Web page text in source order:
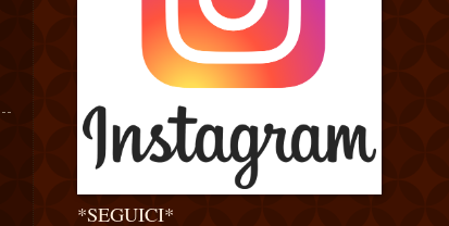
*SEGUICI*